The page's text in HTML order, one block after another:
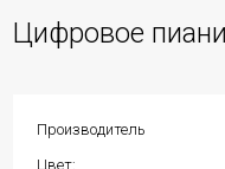
Цифровое
Производитель
Цвет: